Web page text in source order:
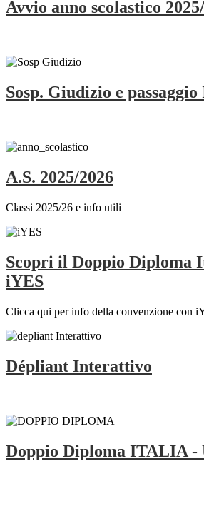
Avvio anno scolastico
Sosp. Giudizio e
A.S. 2025/2026
Classi 2025/26 e info utili
Scopri il Doppio Diploma
iYES
Clicca qui per info della convenzione con
Dépliant Interattivo
Doppio Diploma ITALIA -